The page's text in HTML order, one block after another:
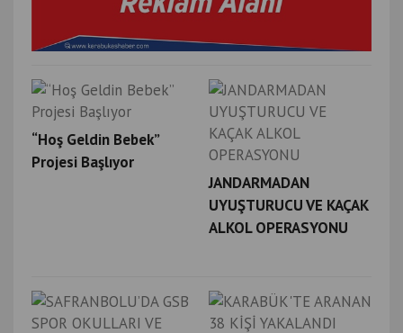
“Hoş Geldin Bebek”
Projesi Başlıyor
JANDARMADAN
UYUŞTURUCU VE KAÇAK
ALKOL OPERASYONU